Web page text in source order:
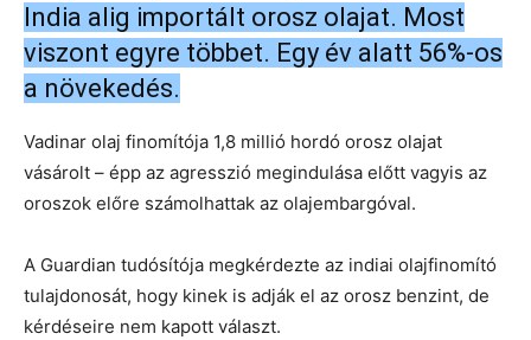
India alig importált orosz olajat. Most
viszont egyre többet. Egy év alatt 56%-os
a növekedés.
Vadinar olaj finomítója 1,8 millió hordó orosz olajat
vásárolt – épp az agresszió megindulása előtt vagyis az
oroszok előre számolhattak az olajembargóval.
A Guardian tudósítója megkérdezte az indiai olajfinomító
tulajdonosát, hogy kinek is adják el az orosz benzint, de
kérdéseire nem kapott választ.